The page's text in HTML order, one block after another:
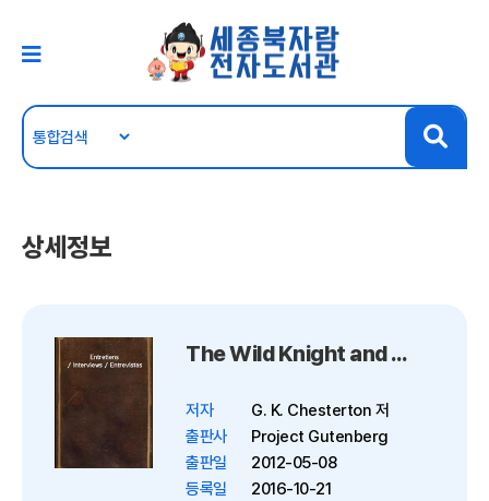
상세정보
The Wild Knight and Other Poems
저자
G. K. Chesterton 저
출판사
Project Gutenberg
출판일
2012-05-08
등록일
2016-10-21